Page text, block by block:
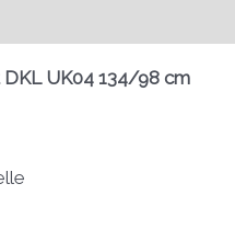
UK04 134/98 cm